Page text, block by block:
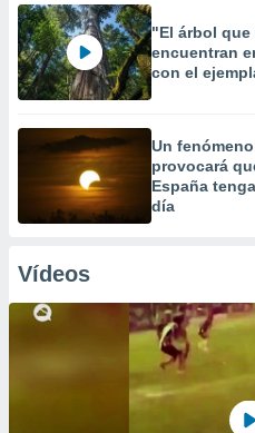
"El árbol
encuentran
con el
Un
provocará
España
día
Vídeos